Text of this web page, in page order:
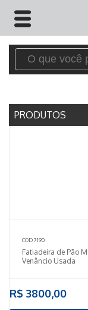
HOME
PRODUTOS
ASSISTÊNCIA
PRODUTOS
COD 7190
Fatiadeira de Pão
Venâncio Usada
R$ 3800,00